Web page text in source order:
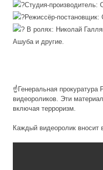
Режиссёр‑постановщик:
В ролях: Николай
Ашуба и другие.
☝️Генеральная прокуратура
видеороликов. Эти
включая терроризм.
Каждый видеоролик вносит